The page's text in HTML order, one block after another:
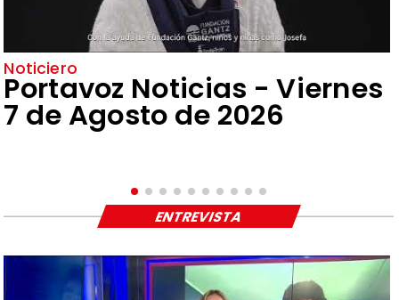
Noticiero
Portavoz Noticias - Viernes
7 de Agosto de 2026
ENTREVISTA